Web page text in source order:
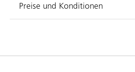
Preise und Konditionen